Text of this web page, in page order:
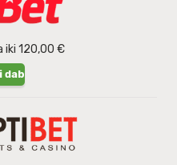
iki 120,00 €